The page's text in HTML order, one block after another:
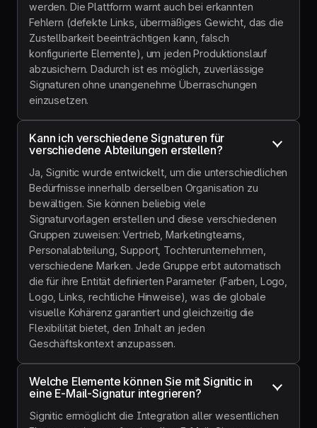
werden. Die Plattform warnt auch bei erkannten
Fehlern (defekte Links, übermäßiges Gewicht, das die
Zustellbarkeit beeinträchtigen kann, falsch
konfigurierte Elemente), um jeden Produktionslauf
abzusichern. Dadurch ist es möglich, zuverlässige
Signaturen ohne unangenehme Überraschungen
einzusetzen.
Kann ich verschiedene Signaturen für
verschiedene Abteilungen erstellen?
Ja, Signitic wurde entwickelt, um die unterschiedlichen
Bedürfnisse innerhalb derselben Organisation zu
bewältigen. Sie können beliebig viele
Signaturvorlagen erstellen und diese verschiedenen
Gruppen zuweisen: Vertrieb, Marketingteams,
Personalabteilung, Support, Tochterunternehmen,
verschiedene Marken. Jede Gruppe erbt automatisch
die für ihre Entität definierten Parameter (Farben, Logo,
Logo, Links, rechtliche Hinweise), was die globale
visuelle Kohärenz garantiert und gleichzeitig die
Flexibilität bietet, den Inhalt an jeden
Geschäftskontext anzupassen.
Welche Elemente können Sie mit Signitic in
eine E-Mail-Signatur integrieren?
Signitic ermöglicht die Integration aller wesentlichen